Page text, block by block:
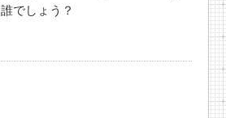
誰でしょう？